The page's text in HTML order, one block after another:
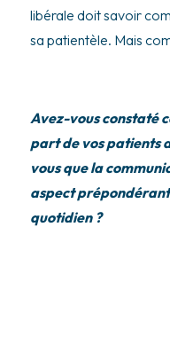
libérale doit savoir
sa patientèle. Mais
Avez-vous constaté
part de vos patients
vous que la
aspect
quotidien ?